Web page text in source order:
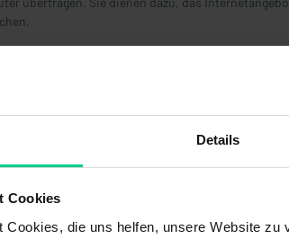
Details
Cookies
Cookies, die uns helfen, unsere Website
folgende Arten von Cookies, deren Umfang und
eine sogenannte Session-ID, mit welcher
Sitzung zuordnen lassen. Dadurch kann
den Browser schließen.